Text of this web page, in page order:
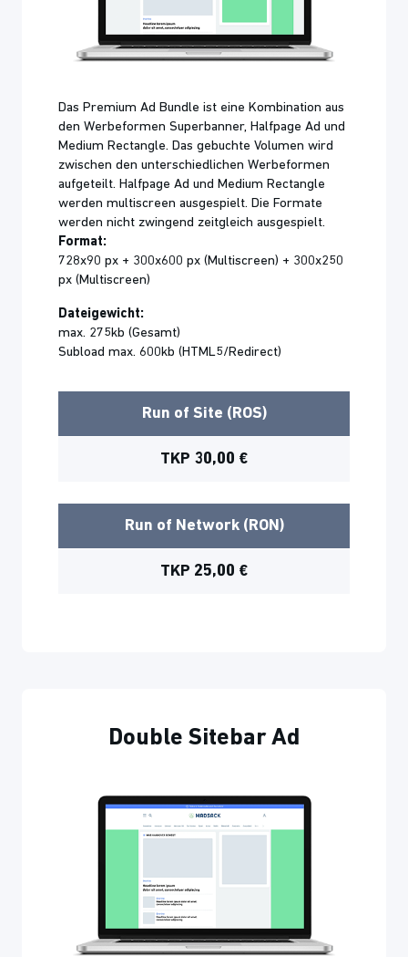
Das Premium Ad Bundle ist eine Kombination aus
den Werbeformen Superbanner, Halfpage Ad und
Medium Rectangle. Das gebuchte Volumen wird
zwischen den unterschiedlichen Werbeformen
aufgeteilt. Halfpage Ad und Medium Rectangle
werden multiscreen ausgespielt. Die Formate
werden nicht zwingend zeitgleich ausgespielt.
Format:
728x90 px + 300x600 px (Multiscreen) + 300x250
px (Multiscreen)
Dateigewicht:
max. 275kb (Gesamt)
Subload max. 600kb (HTML5/Redirect)
Run of Site (ROS)
TKP 30,00 €
Run of Network (RON)
TKP 25,00 €
Double Sitebar Ad